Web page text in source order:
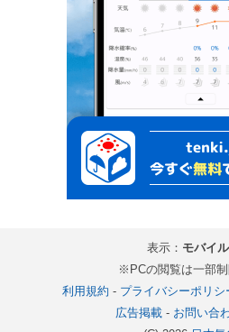
表示： モバイル
※PCの閲覧は一部
利用規約 - プライバシーポリシ
広告掲載- お問い合